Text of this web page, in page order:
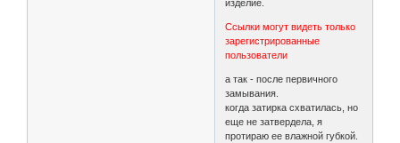
изделие.
Ссылки могут видеть только
зарегистрированные
пользователи
а так - после первичного
замывания.
когда затирка схватилась, но
еще не затвердела, я
протираю ее влажной губкой.